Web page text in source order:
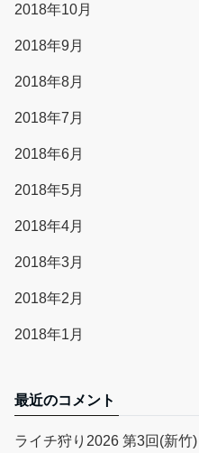
2018年10月
2018年9月
2018年8月
2018年7月
2018年6月
2018年5月
2018年4月
2018年3月
2018年2月
2018年1月
最近のコメント
ライチ狩り2026 第3回(新竹)